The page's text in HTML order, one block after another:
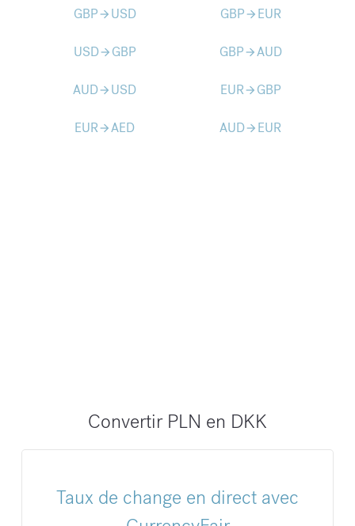
GBParrow_forward USD GBParrow_forward EUR
USDarrow_forward GBP GBParrow_forwardAUD
AUDarrow_forward USD EURarrow_forward GBP
EURarrow_forwardAED AUDarrow_forward EUR
Convertir PLN en DKK
Taux de change en direct avec